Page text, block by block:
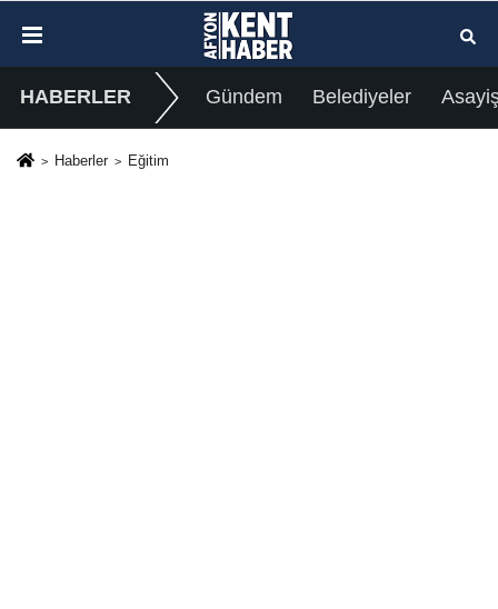
HABERLER Gündem Belediyeler
Haberler Eğitim